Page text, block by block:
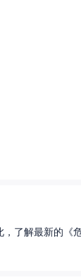
了解最新的《